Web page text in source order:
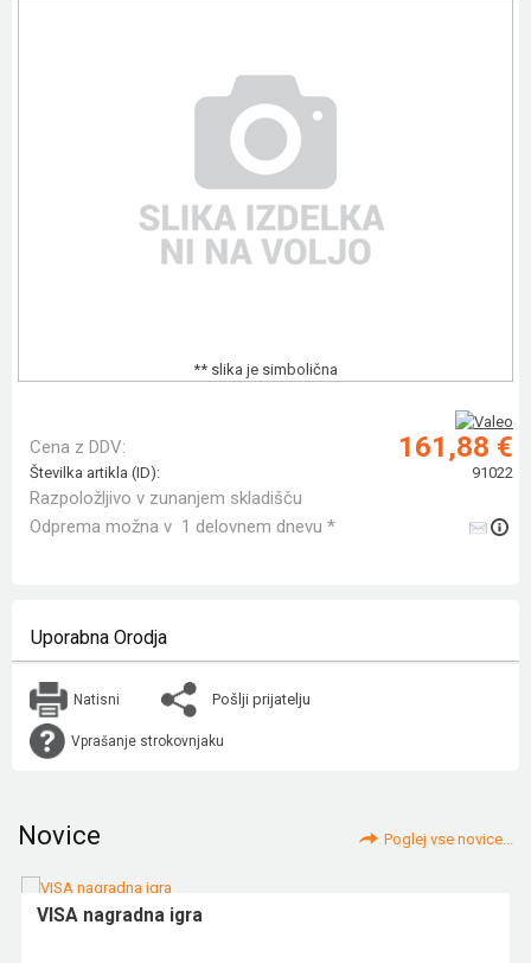
** slika je simbolična
Cena z DDV: 161,88 €
Številka artikla (ID): 91022
Razpoložljivo v zunanjem skladišču
Odprema možna v 1 delovnem dnevu *
Uporabna Orodja
Natisni Pošlji prijatelju
Vprašanje strokovnjaku
Novice Poglej vse novice...
VISA nagradna igra